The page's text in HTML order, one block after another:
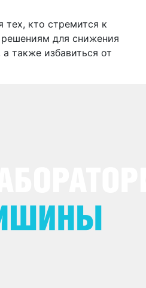
тех, кто стремится к
для снижения
также избавиться от